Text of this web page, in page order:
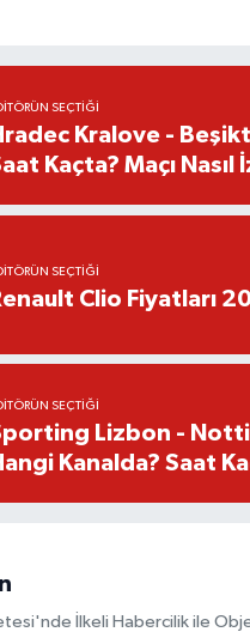
SEÇTIĞI
Kralove -
Kaçta? Maçı Nasıl
SEÇTIĞI
Clio Fiyatları
SEÇTIĞI
Lizbon -
Kanalda? Saat
İlkeli Habercilik ile